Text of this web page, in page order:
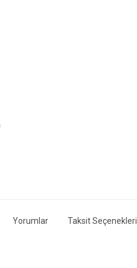
Yorumlar Taksit Seçenekleri